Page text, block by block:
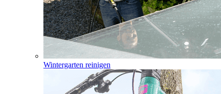
Wintergarten reinigen